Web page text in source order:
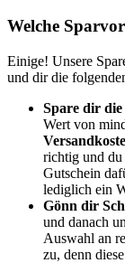
Welche
Einige! Unsere
und dir die
Spare dir
Wert von
richtig und du
Gutschein
lediglich ein
Gönn dir
und danach
Auswahl an
zu, denn